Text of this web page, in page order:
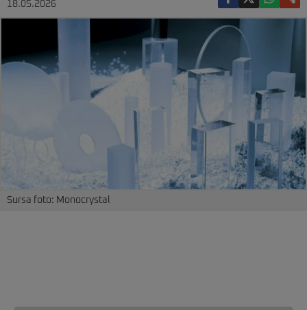
18.05.2026
Sursa foto: Monocrystal